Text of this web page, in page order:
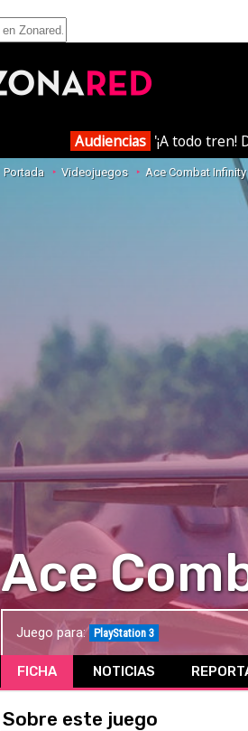
Audiencias '¡A todo tren!
Portada Videojuegos Ace Combat Infinity
Ace
Juego para: PlayStation 3
FICHA NOTICIAS
Sobre este juego